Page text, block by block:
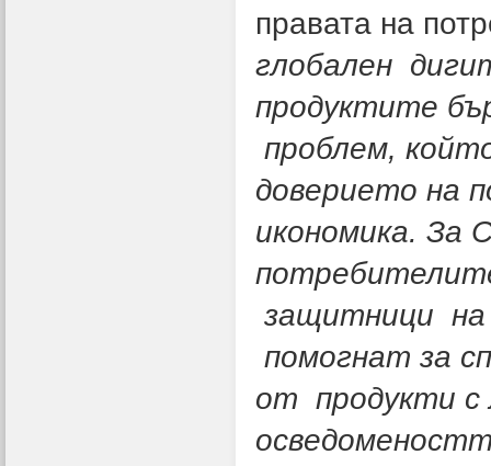
правата на
глобален
продуктите
проблем,
доверието на
икономика. За
защитници на
помогнат за
от продукти с